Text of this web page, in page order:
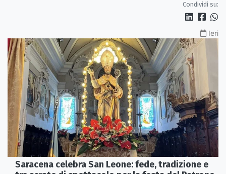
Condividi su:
Ieri
Saracena celebra San Leone: fede, tradizione e